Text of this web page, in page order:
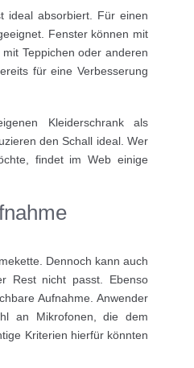
ideal absorbiert. Für einen
Fenster können mit
Teppichen oder anderen
für eine Verbesserung
Kleiderschrank als
den Schall ideal. Wer
findet im Web einige
Dennoch kann auch
Rest nicht passt. Ebenso
Aufnahme. Anwender
an Mikrofonen, die dem
Kriterien hierfür könnten